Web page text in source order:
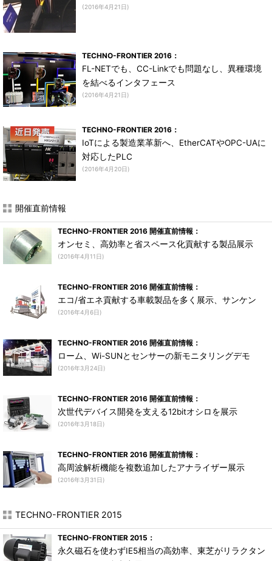
(2016年4月21日)
TECHNO-FRONTIER 2016：
FL-NETでも、CC-Linkでも問題なし、異種環境
を結べるインタフェース
(2016年4月21日)
TECHNO-FRONTIER 2016：
IoTによる製造業革新へ、EtherCATやOPC-UAに
対応したPLC
(2016年4月20日)
開催直前情報
TECHNO-FRONTIER 2016 開催直前情報：
オンセミ、高効率と省スペース化貢献する製品展示
(2016年4月11日)
TECHNO-FRONTIER 2016 開催直前情報：
エコ/省エネ貢献する車載製品を多く展示、サンケン
(2016年4月6日)
TECHNO-FRONTIER 2016 開催直前情報：
ローム、Wi-SUNとセンサーの新モニタリングデモ
(2016年3月24日)
TECHNO-FRONTIER 2016 開催直前情報：
次世代デバイス開発を支える12bitオシロを展示
(2016年3月18日)
TECHNO-FRONTIER 2016 開催直前情報：
高周波解析機能を複数追加したアナライザー展示
(2016年3月31日)
TECHNO-FRONTIER 2015
TECHNO-FRONTIER 2015：
永久磁石を使わずIE5相当の高効率、東芝がリラクタン